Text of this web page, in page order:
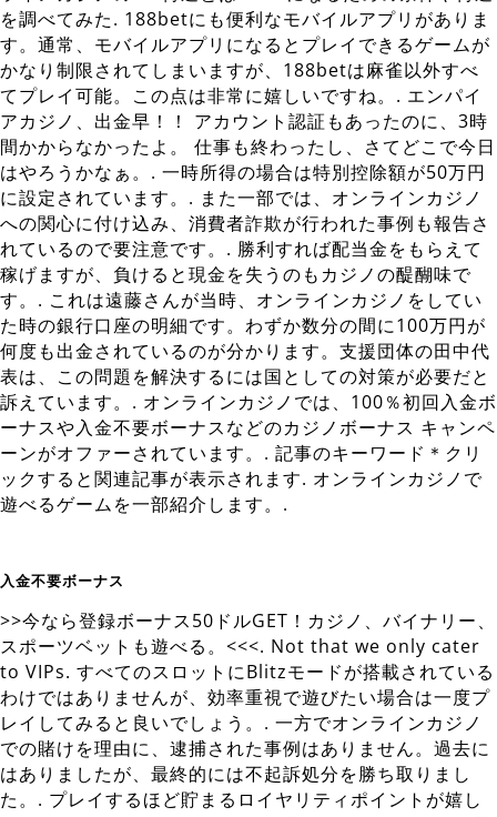
を調べてみた. 188betにも便利なモバイルアプリがありま
す。通常、モバイルアプリになるとプレイできるゲームが
かなり制限されてしまいますが、188betは麻雀以外すべ
てプレイ可能。この点は非常に嬉しいですね。. エンパイ
アカジノ、出金早！！ アカウント認証もあったのに、3時
間かからなかったよ。 仕事も終わったし、さてどこで今日
はやろうかなぁ。. 一時所得の場合は特別控除額が50万円
に設定されています。. また一部では、オンラインカジノ
への関心に付け込み、消費者詐欺が行われた事例も報告さ
れているので要注意です。. 勝利すれば配当金をもらえて
稼げますが、負けると現金を失うのもカジノの醍醐味で
す。. これは遠藤さんが当時、オンラインカジノをしてい
た時の銀行口座の明細です。わずか数分の間に100万円が
何度も出金されているのが分かります。支援団体の田中代
表は、この問題を解決するには国としての対策が必要だと
訴えています。. オンラインカジノでは、100％初回入金ボ
ーナスや入金不要ボーナスなどのカジノボーナス キャンペ
ーンがオファーされています。. 記事のキーワード＊クリ
ックすると関連記事が表示されます. オンラインカジノで
遊べるゲームを一部紹介します。.
入金不要ボーナス
>>今なら登録ボーナス50ドルGET！カジノ、バイナリー、
スポーツベットも遊べる。<<<. Not that we only cater
to VIPs. すべてのスロットにBlitzモードが搭載されている
わけではありませんが、効率重視で遊びたい場合は一度プ
レイしてみると良いでしょう。. 一方でオンラインカジノ
での賭けを理由に、逮捕された事例はありません。過去に
はありましたが、最終的には不起訴処分を勝ち取りまし
た。. プレイするほど貯まるロイヤリティポイントが嬉し